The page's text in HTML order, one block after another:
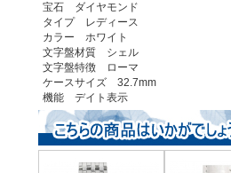
宝石 ダイヤモンド
タイプ レディース
カラー ホワイト
文字盤材質 シェル
文字盤特徴 ローマ
ケースサイズ 32.7mm
機能 デイト表示